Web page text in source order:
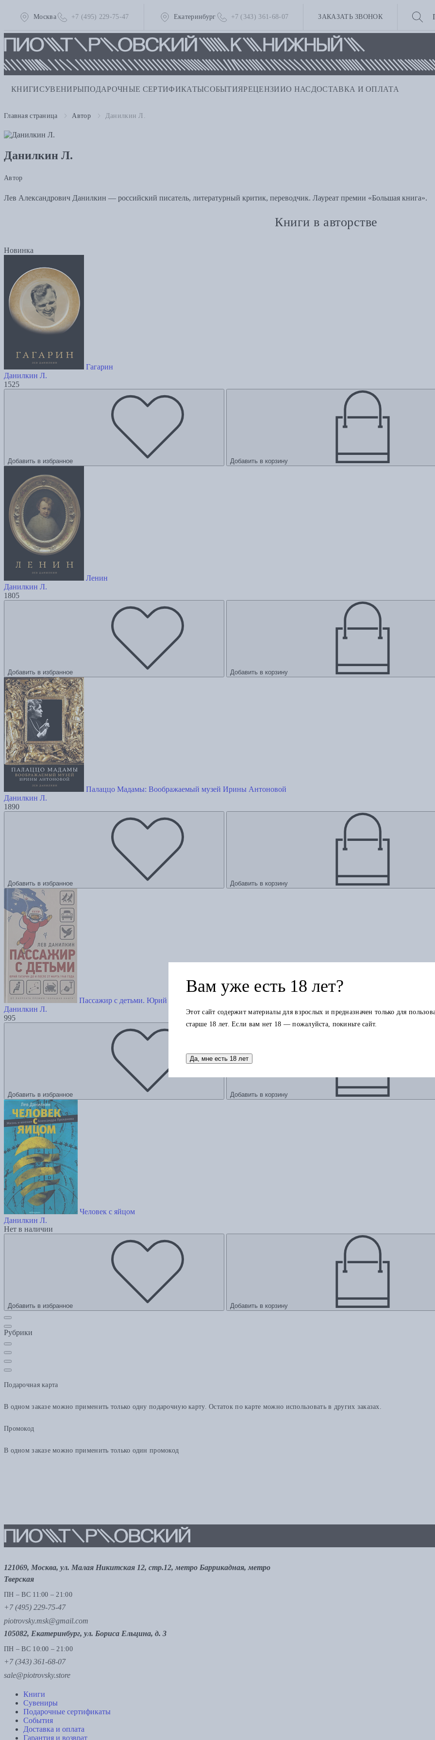
Москва +7 (495) 229-75-47 Екатеринбург +7 (343) 361-68-07 ЗАКАЗАТЬ ЗВОНОК
КНИГИСУВЕНИРЫПОДАРОЧНЫЕ СЕРТИФИКАТЫСОБЫТИЯРЕЦЕНЗИИО НАС ДОСТАВКА И ОПЛАТА
Главная страница Автор Данилкин Л.
Данилкин Л.
Автор
Лев Александрович Данилкин — российский писатель, литературный критик, переводчик. Лауреат премии «Большая книга».
Книги в авторстве
Новинка
Гагарин
Данилкин Л.
1525
Добавить в избранное Добавить в корзину
Ленин
Данилкин Л.
1805
Добавить в избранное Добавить в корзину
Палаццо Мадамы: Воображаемый музей Ирины Антоновой
Данилкин Л.
1890
Добавить в избранное Добавить в корзину
Пассажир с детьми. Юрий Гагарин до и после 27 марта 1968 года
Данилкин Л.
995
Добавить в избранное Добавить в корзину
Человек с яйцом
Данилкин Л.
Нет в наличии
Добавить в избранное Добавить в корзину
Рубрики
Подарочная карта
В одном заказе можно применить только одну подарочную карту. Остаток по карте можно использовать в других заказах.
Промокод
В одном заказе можно применить только один промокод
121069, Москва, ул. Малая Никитская 12, стр.12, метро Баррикадная, метро
Тверская
ПН – ВС 11:00 – 21:00
+7 (495) 229-75-47
piotrovsky.msk@gmail.com
105082, Екатеринбург, ул. Бориса Ельцина, д. 3
ПН – ВС 10:00 – 21:00
+7 (343) 361-68-07
sale@piotrovsky.store
Книги
Сувениры
Подарочные сертификаты
События
Доставка и оплата
Гарантия и возврат
Вам уже есть 18 лет?
Этот сайт содержит материалы для взрослых и предназначен только для
старше 18 лет. Если вам нет 18 — пожалуйста, покиньте сайт.
Да, мне есть 18 лет